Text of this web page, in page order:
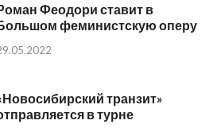
Феодори ставит в
феминистскую оперу
транзит»
в турне